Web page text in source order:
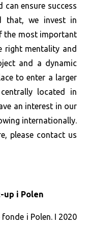
ensure success
that, we invest in
the most important
right mentality and
and a dynamic
to enter a larger
located in
an interest in our
internationally.
please contact us
i Polen
i Polen. I 2020